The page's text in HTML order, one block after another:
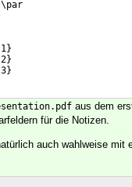
aus dem
für die Notizen.
auch wahlweise mit